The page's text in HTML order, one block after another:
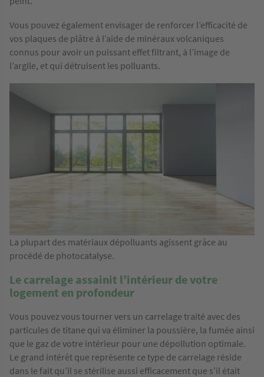
Vous pouvez également envisager de renforcer l’efficacité de
vos plaques de plâtre à l’aide de minéraux volcaniques
connus pour avoir un puissant effet filtrant, à l’image de
l’argile, et qui détruisent les polluants.
La plupart des matériaux dépolluants agissent grâce au
procédé de photocatalyse.
Le carrelage assainit l’intérieur de votre
logement en profondeur
Vous pouvez vous tourner vers un carrelage traité avec des
particules de titane qui va éliminer la poussière, la fumée ainsi
que le gaz de votre intérieur pour une dépollution optimale.
Le grand intérêt que représente ce type de carrelage réside
dans le fait qu’il se stérilise aussi efficacement que s’il était